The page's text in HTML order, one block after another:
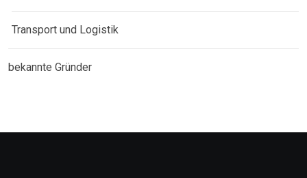
Transport und Logistik
bekannte Gründer